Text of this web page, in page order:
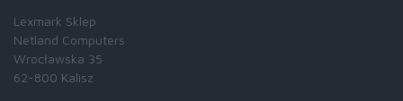
Lexmark Sklep
Netland Computers
Wrocławska 35
62-800 Kalisz